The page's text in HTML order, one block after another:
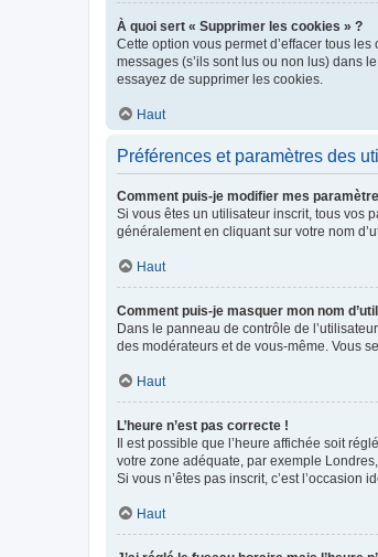
À quoi sert « Supprimer les cookies » ?
Cette option vous permet d’effacer tous
messages (s’ils sont lus ou non lus) dans
essayez de supprimer les cookies.
Haut
Préférences et paramètres des
Comment puis-je modifier mes
Si vous êtes un utilisateur inscrit, tous vos
généralement en cliquant sur votre nom
Haut
Comment puis-je masquer mon nom
Dans le panneau de contrôle de
des modérateurs et de vous-même. Vous
Haut
L’heure n’est pas correcte !
Il est possible que l’heure affichée soit
votre zone adéquate, par exemple
Si vous n’êtes pas inscrit, c’est l’occasion
Haut